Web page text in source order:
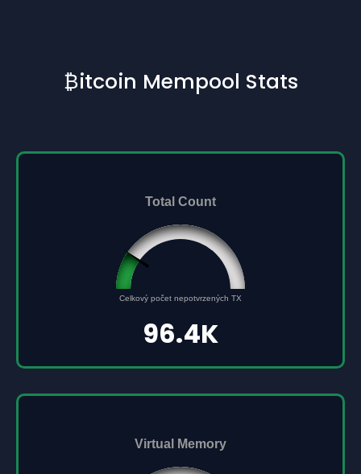
₿itcoin Mempool Stats
Total Count
Celkový počet nepotvrzených TX
0 500000
96.4K
Virtual Memory